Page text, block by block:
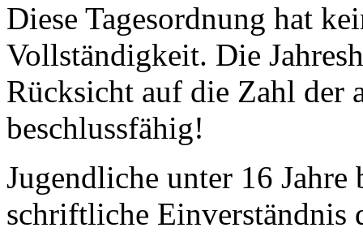
Diese Tagesordnung hat
Vollständigkeit. Die
Rücksicht auf die Zahl der
beschlussfähig!
Jugendliche unter 16 Jahre
schriftliche Einverständnis